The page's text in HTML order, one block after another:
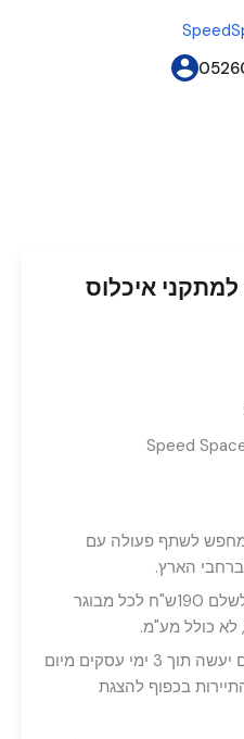
איכלוס
מחפש לשתף פעולה עם
הארץ.
הארגון מתחייב לשלם 190ש"ח לכל מבוגר
תשלום יעשה תוך 3 ימי עסקים מיום
בכפוף להצגת